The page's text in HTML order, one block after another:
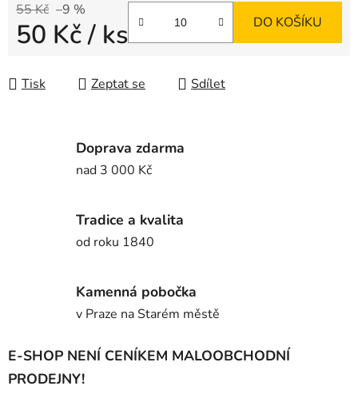
55 Kč –9 %
50 Kč/ ks DO KOŠÍKU
Tisk Zeptat se Sdílet
Doprava zdarma
nad 3 000 Kč
Tradice a kvalita
od roku 1840
Kamenná pobočka
v Praze na Starém městě
E-SHOP NENÍ CENÍKEM MALOOBCHODNÍ
PRODEJNY!